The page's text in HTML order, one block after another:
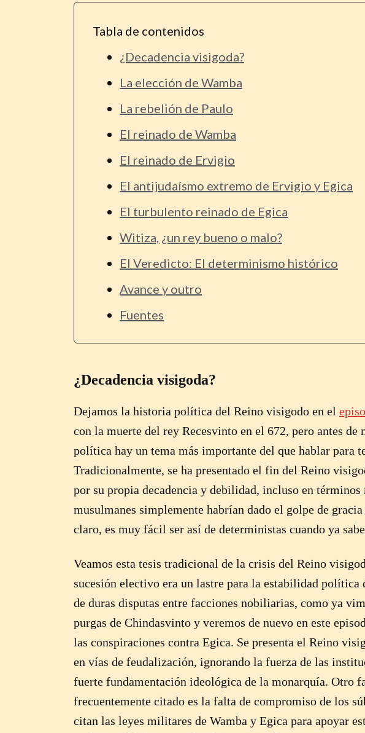
Tabla de contenidos
¿Decadencia visigoda?
La elección de Wamba
La rebelión de Paulo
El reinado de Wamba
El reinado de Ervigio
El antijudaísmo extremo de Ervigio y Egica
El turbulento reinado de Egica
Witiza, ¿un rey bueno o malo?
El Veredicto: El determinismo histórico
Avance y outro
Fuentes
¿Decadencia visigoda?
Dejamos la historia política del Reino visigodo en el
con la muerte del rey Recesvinto en el 672, pero antes
política hay un tema más importante del que hablar para
Tradicionalmente, se ha presentado el fin del Reino
por su propia decadencia y debilidad, incluso en términos
musulmanes simplemente habrían dado el golpe de
claro, es muy fácil ser así de deterministas cuando ya
Veamos esta tesis tradicional de la crisis del Reino
sucesión electivo era un lastre para la estabilidad
de duras disputas entre facciones nobiliarias, como ya
purgas de Chindasvinto y veremos de nuevo en este
las conspiraciones contra Egica. Se presenta el Reino
en vías de feudalización, ignorando la fuerza de las
fuerte fundamentación ideológica de la monarquía. Otro
frecuentemente citado es la falta de compromiso de los
citan las leyes militares de Wamba y Egica para apoyar